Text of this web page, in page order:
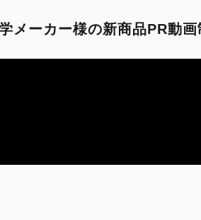
メーカー様の新商品PR動